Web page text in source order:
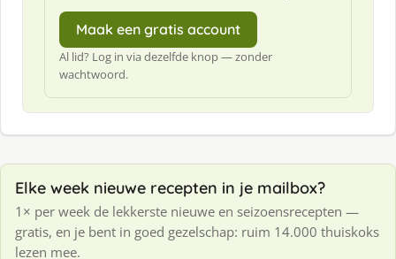
Maak een gratis account
Al lid? Log in via dezelfde knop — zonder
wachtwoord.
Elke week nieuwe recepten in je mailbox?
1× per week de lekkerste nieuwe en seizoensrecepten —
gratis, en je bent in goed gezelschap: ruim 14.000 thuiskoks
lezen mee.